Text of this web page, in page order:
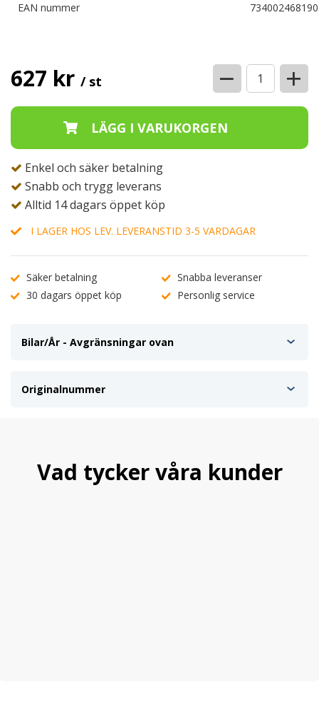
EAN nummer
627 kr / st − +
Enkel och säker betalning
Snabb och trygg leverans
Alltid 14 dagars öppet köp
I LAGER HOS LEV. LEVERANSTID 3-5 VARDAGAR
Säker betalning
Snabba leveranser
30 dagars öppet köp
Personlig service
Bilar/År - Avgränsningar ovan
Originalnummer
Vad tycker våra kunder